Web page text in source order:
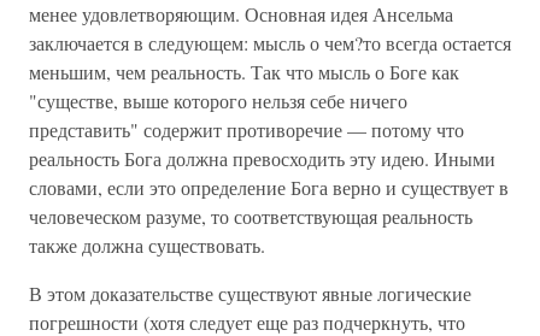
менее удовлетворяющим. Основная идея Ансельма
заключается в следующем: мысль о чем?то всегда остается
меньшим, чем реальность. Так что мысль о Боге как
"существе, выше которого нельзя себе ничего
представить" содержит противоречие — потому что
реальность Бога должна превосходить эту идею. Иными
словами, если это определение Бога верно и существует в
человеческом разуме, то соответствующая реальность
также должна существовать.
В этом доказательстве существуют явные логические
погрешности (хотя следует еще раз подчеркнуть, что